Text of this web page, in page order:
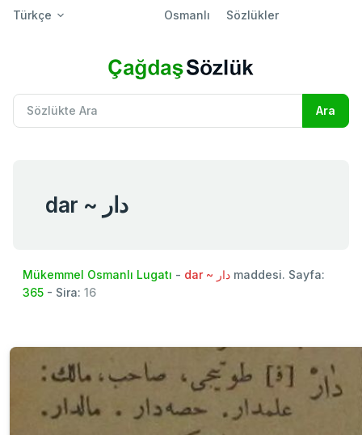
Türkçe Osmanlı Sözlükler
dar ~ دار
Mükemmel Osmanlı Lugatı - dar ~ دار maddesi. Sayfa:
365 - Sira: 16